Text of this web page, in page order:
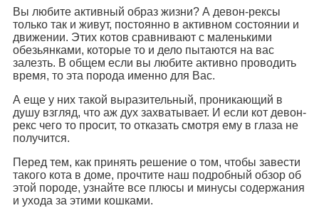
Вы любите активный образ жизни? А девон-рексы
только так и живут, постоянно в активном состоянии и
движении. Этих котов сравнивают с маленькими
обезьянками, которые то и дело пытаются на вас
залезть. В общем если вы любите активно проводить
время, то эта порода именно для Вас.
А еще у них такой выразительный, проникающий в
душу взгляд, что аж дух захватывает. И если кот девон-
рекс чего то просит, то отказать смотря ему в глаза не
получится.
Перед тем, как принять решение о том, чтобы завести
такого кота в доме, прочтите наш подробный обзор об
этой породе, узнайте все плюсы и минусы содержания
и ухода за этими кошками.